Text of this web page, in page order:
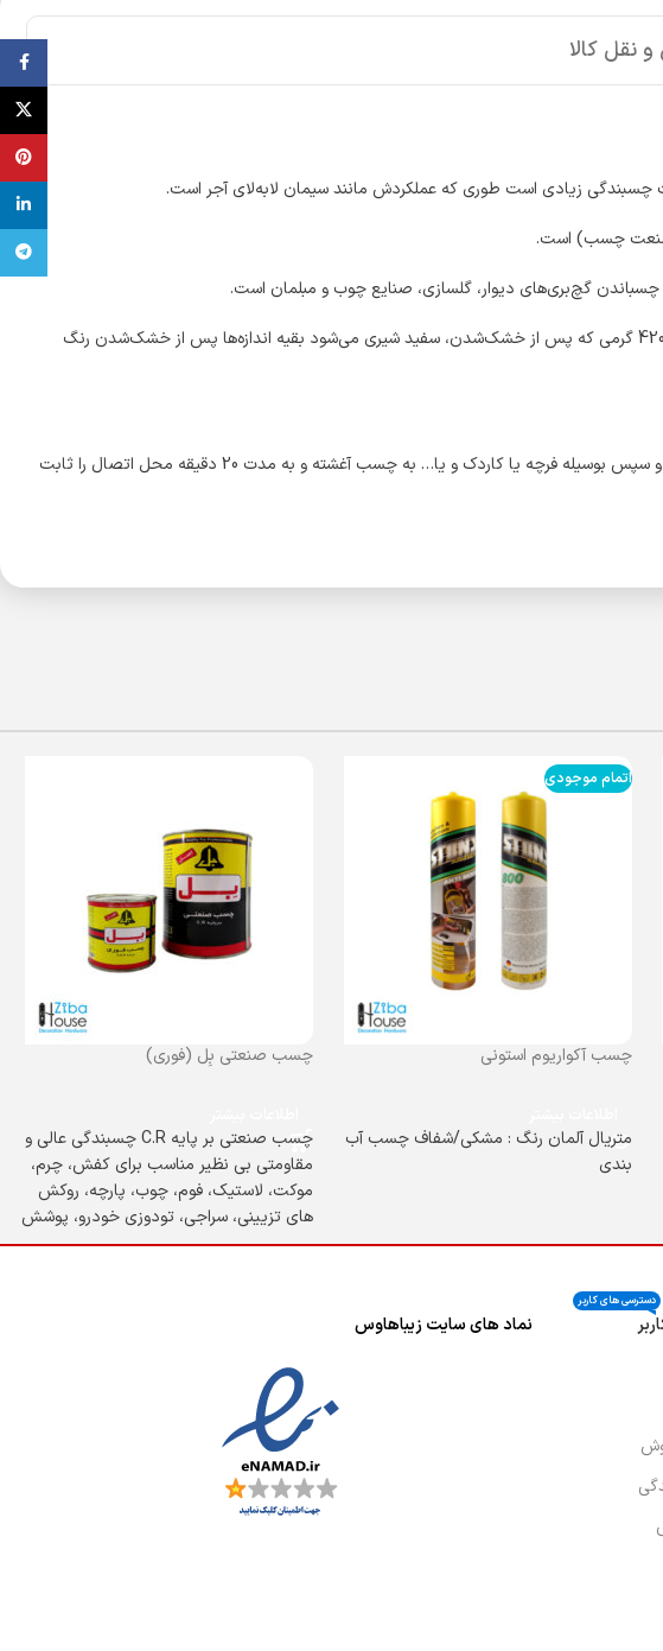
نقل کالا
زیادی است طوری که عملکردش مانند سیمان لابه‌لای آجر است.
گچ‌بری‌های دیوار، گلسازی، صنایع چوب و مبلمان است.
بسته‌بندی این چسب در قوطی‌های ظرف پلاستیکی و در حجم‌های مختلف 420 گرم، 720 گرم، 4 کیلوگرم و 22 کیلوگرم است. به جز حجم 420 گرمی که پس از خشک‌شدن، سفید شیری می‌شود بقیه اندازه‌ها پس از خشک‌شدن رنگ
هنگام استفاده از چسب باید دقت کنید حجم خیلی زیادی استفاده نکنید تا از محل اتصال بیرون نزند. محل مورد نظر را کاملا تمیز نموده و سپس بوسیله فرچه یا کاردک و یا… به چسب آغشته و به مدت 20 دقیقه محل اتصال را ثابت
اتمام موجودی
چسب آکواریوم استونی
متریال آلمان رنگ : مشکی/شفاف چسب آب
بندی
چسب صنعتی بِل (فوری)
چسب صنعتی بر پایه C.R چسبندگی عالی و
مقاومتی بی نظیر مناسب برای کفش، چرم،
موکت، لاستیک، فوم، چوب، پارچه، روکش
های تزیینی، سراجی، تودوزی خودرو، پوشش
های کف، PVC سخت، فلز، مواد مصنوعی،
دسترسی های کاربر
نماد های سایت زیباهاوس
تلگرام